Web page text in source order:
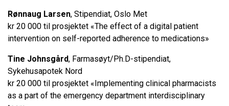
Rønnaug Larsen, Stipendiat, Oslo Met
kr 20 000 til prosjektet «The effect of a digital patient
intervention on self-reported adherence to medications»
Tine Johnsgård, Farmasøyt/Ph.D-stipendiat,
Sykehusapotek Nord
kr 20 000 til prosjektet «Implementing clinical pharmacists
as a part of the emergency department interdisciplinary